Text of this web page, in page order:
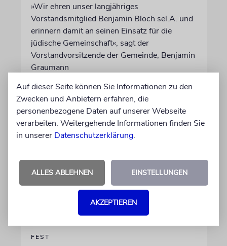
»Wir ehren unser langjähriges
Vorstandsmitglied Benjamin Bloch sel.A. und
erinnern damit an seinen Einsatz für die
jüdische Gemeinschaft«, sagt der
Vorstandvorsitzende der Gemeinde, Benjamin
Graumann
01.06.2026
FEST
Auf dieser Seite können Sie Informationen zu den
Zwecken und Anbietern erfahren, die
personenbezogene Daten auf unserer Webseite
verarbeiten. Weitergehende Informationen finden Sie
in unserer Datenschutzerklärung.
ALLES ABLEHNEN EINSTELLUNGEN
AKZEPTIEREN